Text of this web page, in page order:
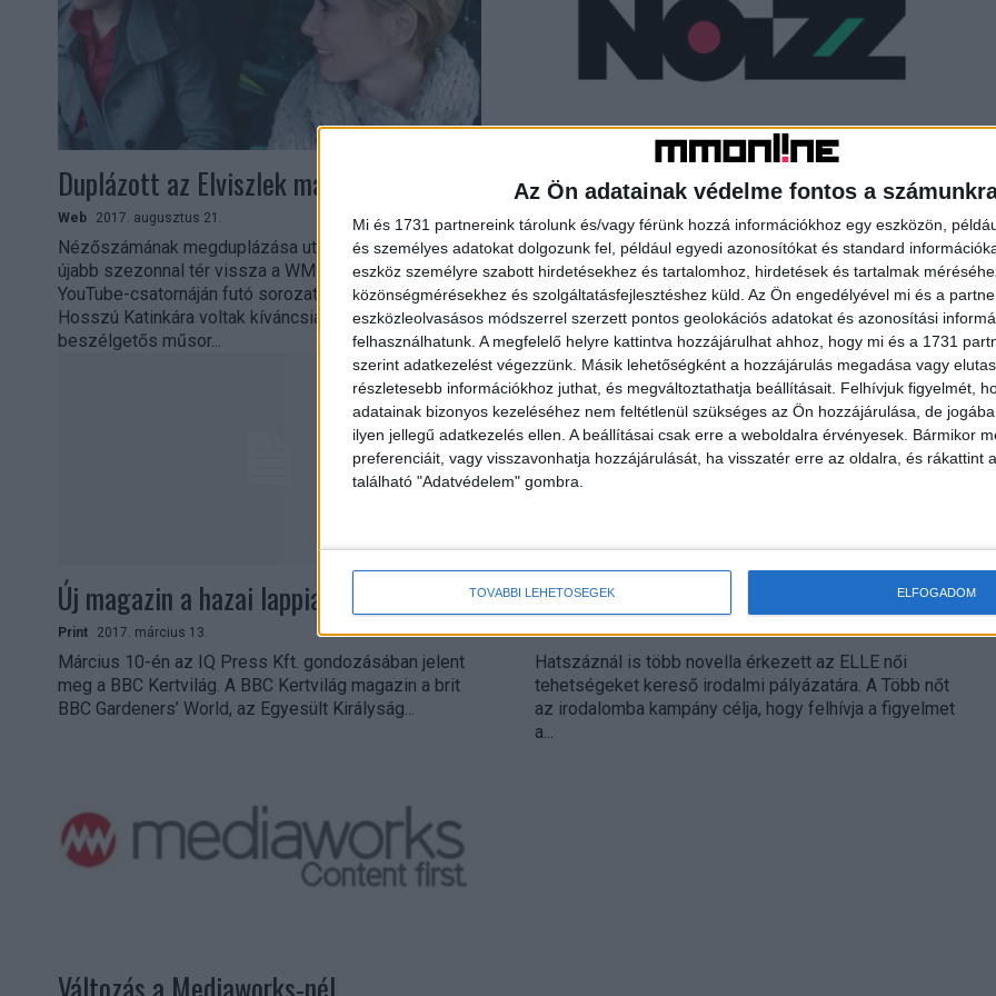
Az Ön adatainak védelme fontos a
Mi és 1731 partnereink tárolunk és/vagy férünk hozzá információkhoz egy eszközön,
és személyes adatokat dolgozunk fel, például egyedi azonosítókat és standard
eszköz személyre szabott hirdetésekhez és tartalomhoz, hirdetések és tartalmak
közönségmérésekhez és szolgáltatásfejlesztéshez küld. Az Ön engedélyével mi és a
eszközleolvasásos módszerrel szerzett pontos geolokációs adatokat és azonosítási
felhasználhatunk. A megfelelő helyre kattintva hozzájárulhat ahhoz, hogy mi és a 1731
szerint adatkezelést végezzünk. Másik lehetőségként a hozzájárulás megadása vagy
részletesebb információkhoz juthat, és megváltoztathatja beállításait. Felhívjuk figyelmét,
adatainak bizonyos kezeléséhez nem feltétlenül szükséges az Ön hozzájárulása, de
ilyen jellegű adatkezelés ellen. A beállításai csak erre a weboldalra érvényesek. Bármikor
preferenciáit, vagy visszavonhatja hozzájárulását, ha visszatér erre az oldalra, és rákattint
található "Adatvédelem" gombra.
TOVÁBBI LEHETŐSÉGEK ELFOGADOM
Duplázott az Elviszlek magammal
Web 2017. augusztus 21.
Nézőszámának megduplázása után szeptembertől
újabb szezonnal tér vissza a WMN online magazin
YouTube-csatornáján futó sorozat. A legtöbben
Hosszú Katinkára voltak kíváncsiak az autós-
beszélgetős műsor...
Digitális fronton erősít a RAS
Web 2017. május 3.
Magyarországon is elindította a Ringier Axel Springer
(RAS) C-generációt célzó online magazinja, a Noizz. A
régióban már több országban is sikeres márka az
„internetfüggő”...
Új magazin a hazai lappiacon
Print 2017. március 13.
Március 10-én az IQ Press Kft. gondozásában jelent
meg a BBC Kertvilág. A BBC Kertvilág magazin a brit
BBC Gardeners’ World, az Egyesült Királyság...
Tehetséges írónők az ELLE magazinban
Print 2017. március 10.
Hatszáznál is több novella érkezett az ELLE női
tehetségeket kereső irodalmi pályázatára. A Több nőt
az irodalomba kampány célja, hogy felhívja a figyelmet
a...